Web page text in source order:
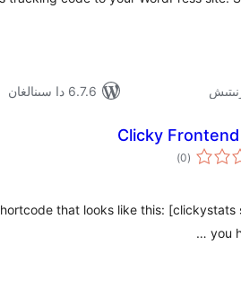
6.7.6 دا سىنالغان
Clicky
(0 ئومۇمىي
دەرىجە
)
that looks like this:
you